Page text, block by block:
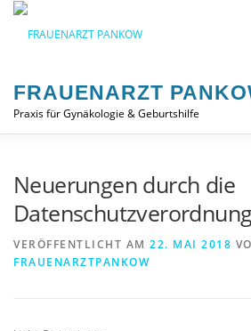
Zum
springen
FRAUENARZT
Praxis für Gynäkologie & Geburtshilfe
Neuerungen durch die
VERÖFFENTLICHT AM 22. MAI 2018
FRAUENARZTPANKOW